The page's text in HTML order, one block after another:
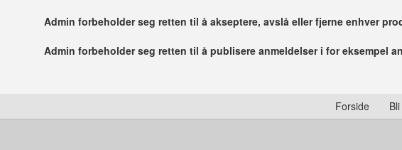
Admin forbeholder seg retten til å akseptere, avslå eller fjerne enhver
Admin forbeholder seg retten til å publisere anmeldelser i for eksempel
Forside